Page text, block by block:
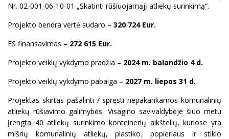
Nr. 02-001-06-10-01 „Skatinti rūšiuojamąjį atliekų surinkimą“.
Projekto bendra vertė sudaro – 320 724 Eur.
ES finansavimas – 272 615 Eur.
Projekto veiklų vykdymo pradžia – 2024 m. balandžio 4 d.
Projekto veiklų vykdymo pabaiga – 2027 m. liepos 31 d.
Projektas skirtas pašalinti / spręsti nepakankamos komunalinių
atliekų rūšiavimo galimybės. Visagino savivaldybėje šiuo metu
įrengta 40 atliekų surinkimo konteinerių aikštelių, kuriose yra
mišrių komunalinių atliekų, plastiko, popieriaus ir stiklo